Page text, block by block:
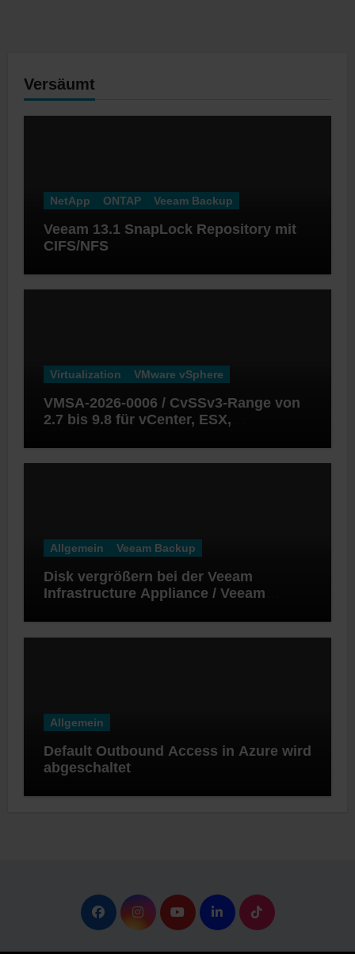
Versäumt
NetApp ONTAP Veeam Backup
Veeam 13.1 SnapLock Repository mit
CIFS/NFS
Virtualization VMware vSphere
VMSA-2026-0006 / CvSSv3-Range von
2.7 bis 9.8 für vCenter, ESX,
Allgemein Veeam Backup
Disk vergrößern bei der Veeam
Infrastructure Appliance / Veeam
Allgemein
Default Outbound Access in Azure wird
abgeschaltet